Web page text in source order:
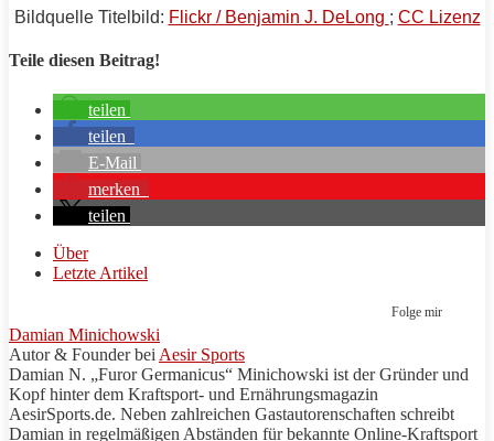
Bildquelle Titelbild: Flickr / Benjamin J. DeLong ; CC Lizenz
Teile diesen Beitrag!
teilen
teilen
E-Mail
merken
teilen
Über
Letzte Artikel
Folge mir
Damian Minichowski
Autor & FounderbeiAesir Sports
Damian N. „Furor Germanicus“ Minichowski ist der Gründer und
Kopf hinter dem Kraftsport- und Ernährungsmagazin
AesirSports.de. Neben zahlreichen Gastautorenschaften schreibt
Damian in regelmäßigen Abständen für bekannte Online-Kraftsport